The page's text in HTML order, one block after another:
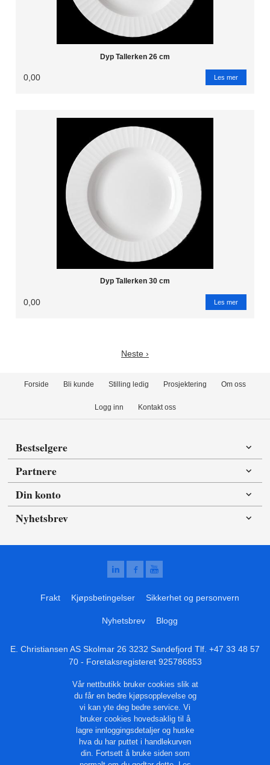
Dyp Tallerken 26 cm
0,00 Les mer
Dyp Tallerken 30 cm
0,00 Les mer
Neste ›
Forside Bli kunde Stilling ledig Prosjektering Om oss
Logg inn Kontakt oss
Bestselgere
Partnere
Din konto
Nyhetsbrev
Frakt Kjøpsbetingelser Sikkerhet og personvern
Nyhetsbrev Blogg
E. Christiansen AS Skolmar 26 3232 Sandefjord Tlf. +47 33 48 57
70- Foretaksregisteret 925786853
Vår nettbutikk bruker cookies slik at
du får en bedre kjøpsopplevelse og
vi kan yte deg bedre service. Vi
bruker cookies hovedsaklig til å
lagre innloggingsdetaljer og huske
hva du har puttet i handlekurven
din. Fortsett å bruke siden som